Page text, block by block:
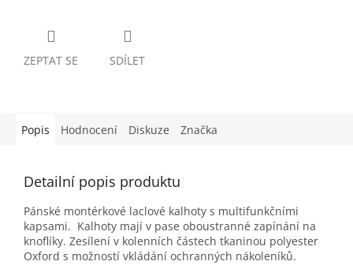
ZEPTAT SE SDÍLET
Popis Hodnocení Diskuze Značka
Detailní popis produktu
Pánské montérkové laclové kalhoty s multifunkčními
kapsami. Kalhoty mají v pase oboustranné zapínání na
knoflíky. Zesílení v kolenních částech tkaninou polyester
Oxford s možností vkládání ochranných nákoleníků.